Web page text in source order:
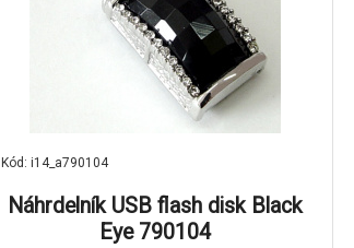
Kód: i14_a790104
Náhrdelník USB flash disk Black
Eye 790104